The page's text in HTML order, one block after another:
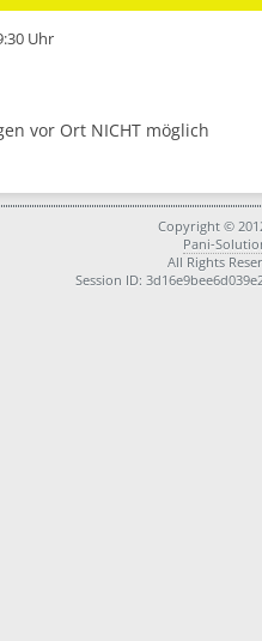
Uhr
vor Ort NICHT möglich
Copyright ©
Pani-
All Rights
Session ID: